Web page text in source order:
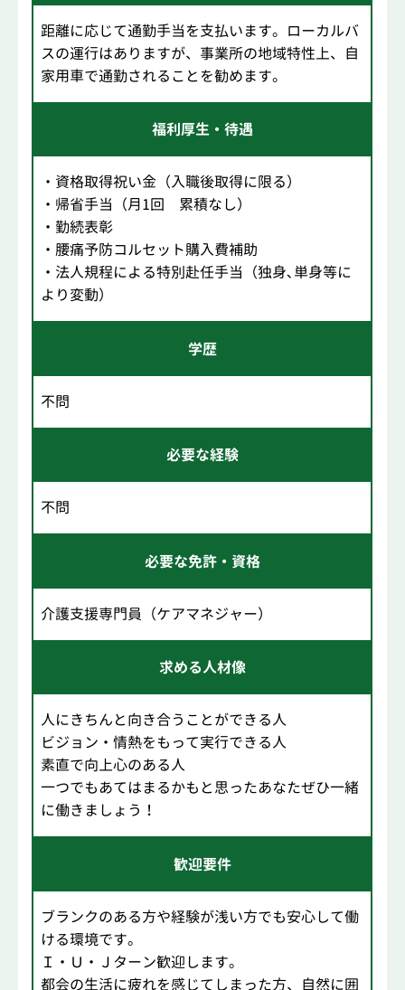
距離に応じて通勤手当を支払います。ローカルバ
スの運行はありますが、事業所の地域特性上、自
家用車で通勤されることを勧めます。
福利厚生・待遇
・資格取得祝い金（入職後取得に限る）
・帰省手当（月1回 累積なし）
・勤続表彰
・腰痛予防コルセット購入費補助
・法人規程による特別赴任手当（独身､単身等に
より変動）
学歴
不問
必要な経験
不問
必要な免許・資格
介護支援専門員（ケアマネジャー）
求める人材像
人にきちんと向き合うことができる人
ビジョン・情熱をもって実行できる人
素直で向上心のある人
一つでもあてはまるかもと思ったあなたぜひ一緒
に働きましょう！
歓迎要件
ブランクのある方や経験が浅い方でも安心して働
ける環境です。
Ｉ・Ｕ・Ｊターン歓迎します。
都会の生活に疲れを感じてしまった方、自然に囲